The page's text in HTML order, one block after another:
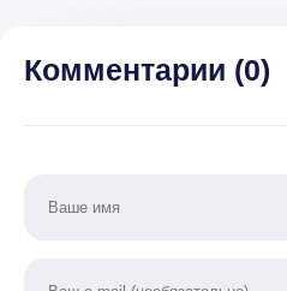
Комментарии (0)